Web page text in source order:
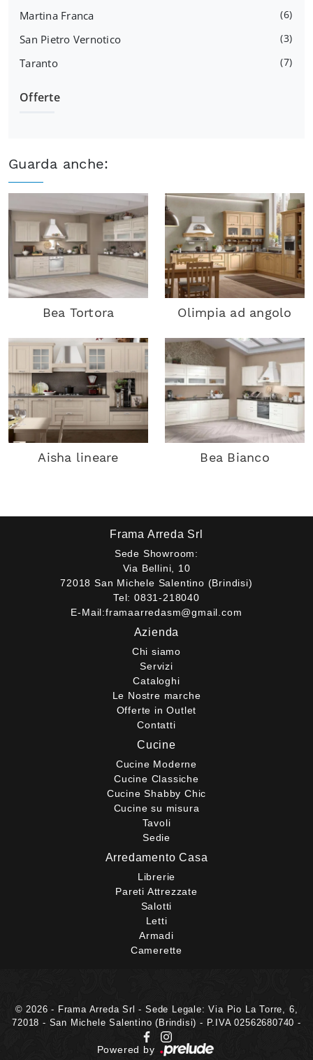
Martina Franca 6
San Pietro Vernotico 3
Taranto 7
Offerte
Guarda anche:
Bea Tortora Olimpia ad angolo
Aisha lineare Bea Bianco
Frama Arreda Srl
Sede Showroom:
Via Bellini, 10
72018 San Michele Salentino (Brindisi)
Tel: 0831-218040
E-Mail:framaarredasm@gmail.com
Azienda
Chi siamo
Servizi
Cataloghi
Le Nostre marche
Offerte in Outlet
Contatti
Cucine
Cucine Moderne
Cucine Classiche
Cucine Shabby Chic
Cucine su misura
Tavoli
Sedie
Arredamento Casa
Librerie
Pareti Attrezzate
Salotti
Letti
Armadi
Camerette
© 2026 - Frama Arreda Srl - Sede Legale: Via Pio La Torre, 6,
72018 - San Michele Salentino (Brindisi) - P.IVA 02562680740 -
Powered by